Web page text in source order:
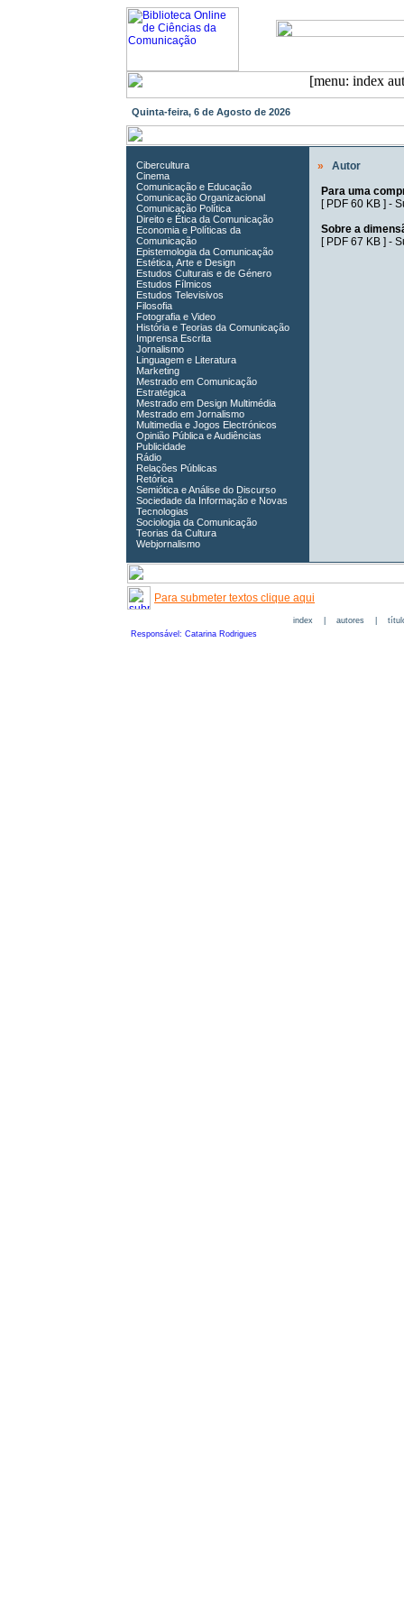
Quinta-feira, 6 de Agosto de 2026
Cibercultura
Cinema
Comunicação e Educação
Comunicação Organizacional
Comunicação Política
Direito e Ética da Comunicação
Economia e Políticas da
Comunicação
Epistemologia da Comunicação
Estética, Arte e Design
Estudos Culturais e de Género
Estudos Fílmicos
Estudos Televisivos
Filosofia
Fotografia e Video
História e Teorias da Comunicação
Imprensa Escrita
Jornalismo
Linguagem e Literatura
Marketing
Mestrado em Comunicação
Estratégica
Mestrado em Design Multimédia
Mestrado em Jornalismo
Multimedia e Jogos Electrónicos
Opinião Pública e Audiências
Publicidade
Rádio
Relações Públicas
Retórica
Semiótica e Análise do Discurso
Sociedade da Informação e Novas
Tecnologias
Sociologia da Comunicação
Teorias da Cultura
Webjornalismo
»
Autor
Para uma
[ PDF 60 KB] -
Sobre a
[ PDF 67 KB] -
Para submeter textos clique aqui
index| autores|